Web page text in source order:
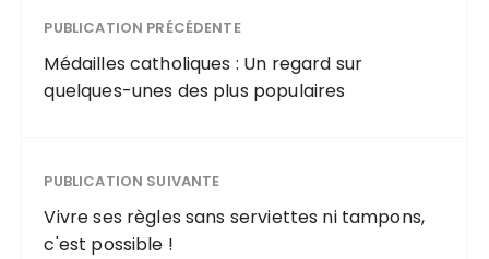
Services ?
pour vos
deplacement
s quotidiens
PUBLICATION PRÉCÉDENTE
Médailles catholiques : Un regard sur
quelques-unes des plus populaires
PUBLICATION SUIVANTE
Vivre ses règles sans serviettes ni tampons,
c'est possible !